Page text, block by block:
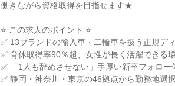
働きながら資格取得を目指せます★
⭐ この求人のポイント ⭐
✅ 13ブランドの輸入車・二輪車を扱う正規デ
✅ 育休取得率90％超、女性が長く活躍できる
✅ 「1人も辞めさせない」手厚い新卒フォロー
✅ 静岡・神奈川・東京の46拠点から勤務地選